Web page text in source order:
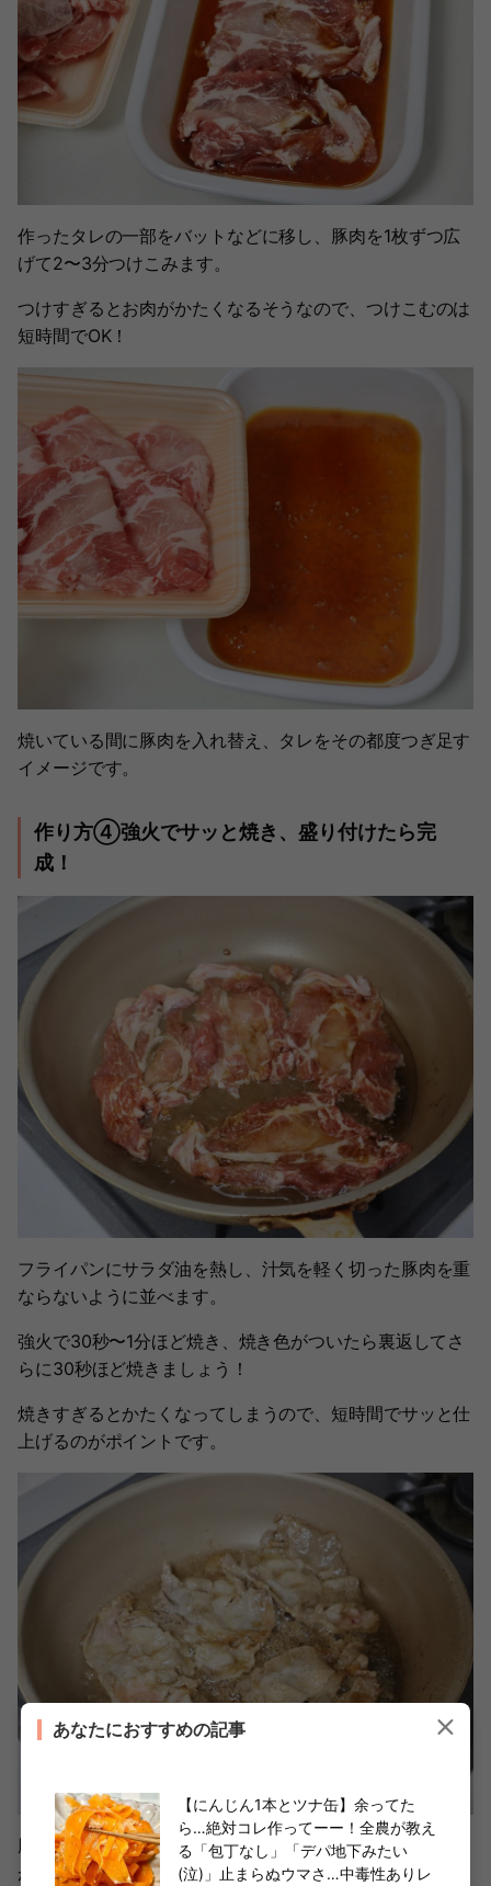
作ったタレの一部をバットなどに移し、豚肉を1枚ずつ広
げて2〜3分つけこみます。
つけすぎるとお肉がかたくなるそうなので、つけこむのは
短時間でOK！
焼いている間に豚肉を入れ替え、タレをその都度つぎ足す
イメージです。
作り方④強火でサッと焼き、盛り付けたら完
成！
フライパンにサラダ油を熱し、汁気を軽く切った豚肉を重
ならないように並べます。
強火で30秒〜1分ほど焼き、焼き色がついたら裏返してさ
らに30秒ほど焼きましょう！
焼きすぎるとかたくなってしまうので、短時間でサッと仕
上げるのがポイントです。
豚肉の厚さが2〜3mmなので、サッと焼いてもしっかり火
が通っているところも安心♪
あなたにおすすめの記事
【にんじん1本とツナ缶】余ってた
ら…絶対コレ作ってーー！全農が教え
る「包丁なし」「デパ地下みたい
(泣)」止まらぬウマさ…中毒性ありレ